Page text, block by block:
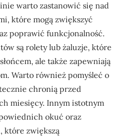
warto zastanowić się nad
które mogą zwiększyć
poprawić funkcjonalność.
są rolety lub żaluzje, które
ale także zapewniają
Warto również pomyśleć o
chronią przed
miesięcy. Innym istotnym
okuć oraz
które zwiększą